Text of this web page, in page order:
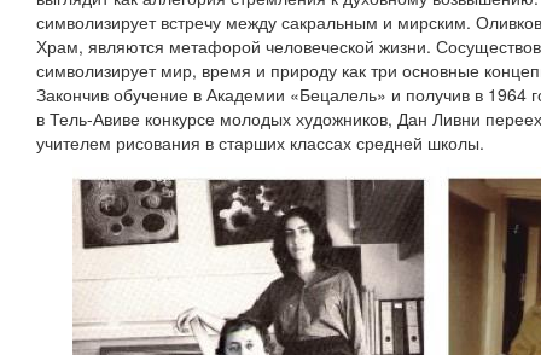
символизирует встречу между сакральным и мирским.
Храм, являются метафорой человеческой жизни.
символизирует мир, время и природу как три основные
Закончив обучение в Академии «Бецалель» и получив в
в Тель-Авиве конкурсе молодых художников, Дан Ливни
учителем рисования в старших классах средней школы.